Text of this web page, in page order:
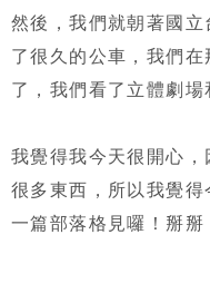
然後，我們就朝著國
了很久的公車，我們
了，我們看了立體劇場
我覺得我今天很開心
很多東西，所以我覺
一篇部落格見囉！掰掰